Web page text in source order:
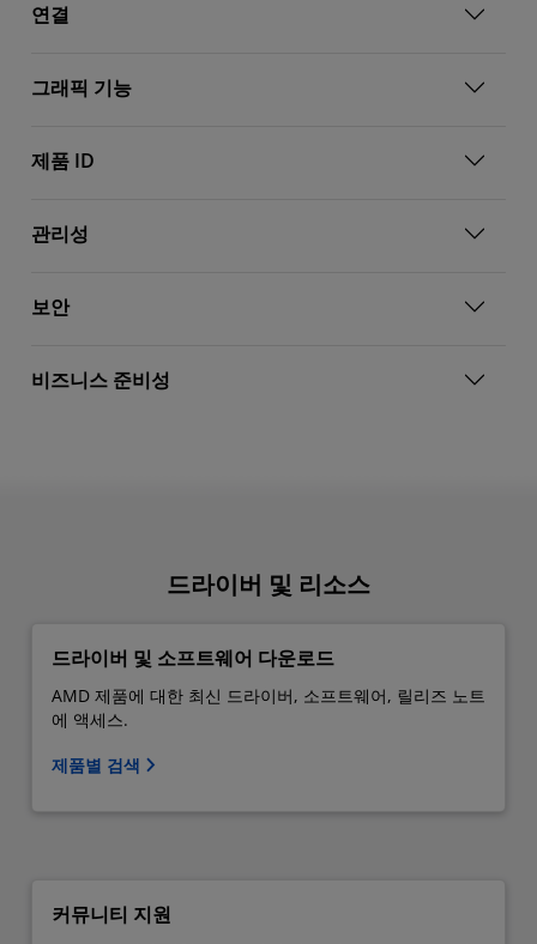
연결
그래픽 기능
제품 ID
관리성
보안
비즈니스 준비성
드라이버 및 리소스
드라이버 및 소프트웨어 다운로드
AMD 제품에 대한 최신 드라이버, 소프트웨어, 릴리즈 노트
에 액세스.
제품별 검색
커뮤니티 지원